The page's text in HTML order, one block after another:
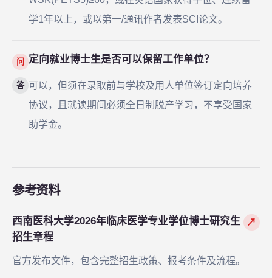
学1年以上，或以第一/通讯作者发表SCI论文。
问 定向就业博士生是否可以保留工作单位？
答 可以，但须在录取前与学校及用人单位签订定向培养
协议，且就读期间必须全日制脱产学习，不享受国家
助学金。
参考资料
西南医科大学2026年临床医学专业学位博士研究生
招生章程
↗
官方发布文件，包含完整招生政策、报考条件及流程。